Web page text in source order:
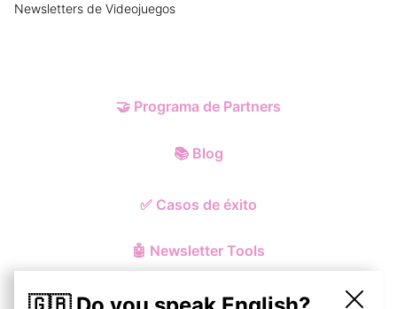
Newsletters de Videojuegos
🤝 Programa de Partners
📚 Blog
✅ Casos de éxito
🤖 Newsletter Tools